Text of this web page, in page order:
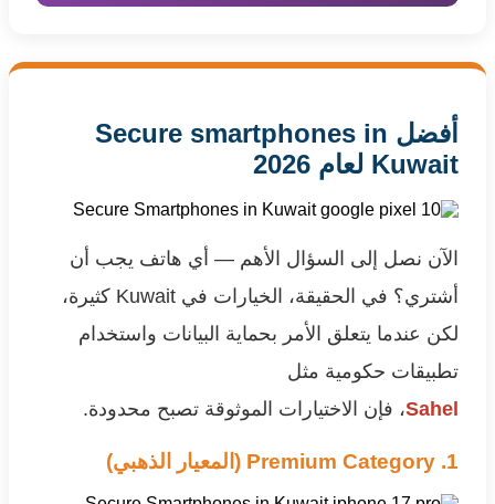
أفضل Secure smartphones in
Kuwait لعام 2026
الآن نصل إلى السؤال الأهم — أي هاتف يجب أن
أشتري؟ في الحقيقة، الخيارات في Kuwait كثيرة،
لكن عندما يتعلق الأمر بحماية البيانات واستخدام
تطبيقات حكومية مثل
Sahel، فإن الاختيارات الموثوقة تصبح محدودة.
1. Premium Category (المعيار الذهبي)